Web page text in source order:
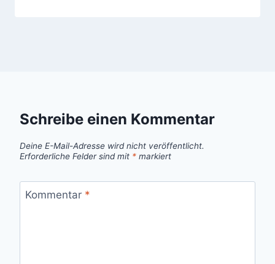
Schreibe einen Kommentar
Deine E-Mail-Adresse wird nicht veröffentlicht.
Erforderliche Felder sind mit * markiert
Kommentar *